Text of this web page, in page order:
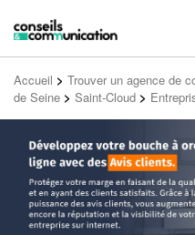
Accueil > Trouver un agence de
de Seine > Saint-Cloud >